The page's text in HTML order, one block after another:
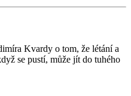
Kvardy o tom, že létání a
se pustí, může jít do tuhého